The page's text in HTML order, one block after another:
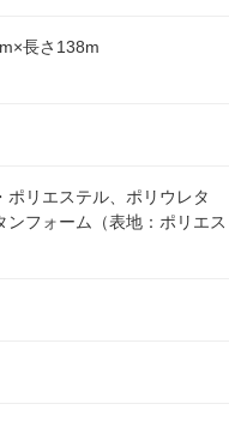
長さ138m
ポリエステル、ポリウレタ
フォーム（表地：ポリエス